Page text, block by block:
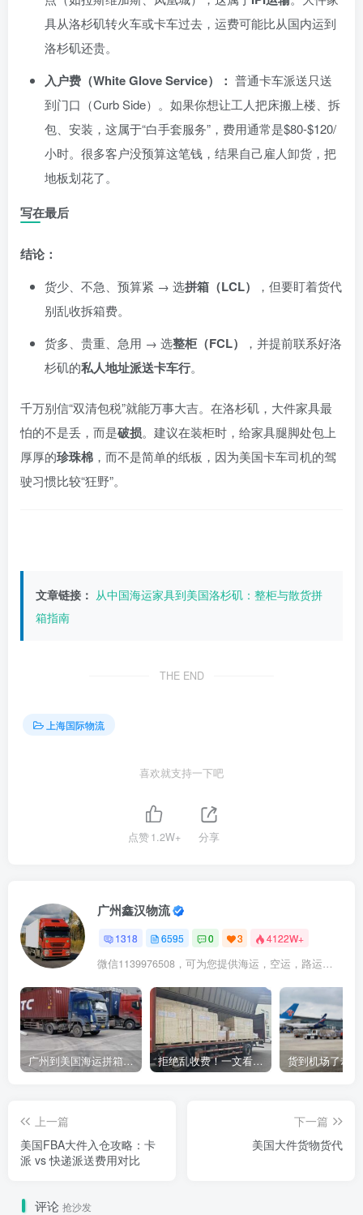
具从洛杉矶转火车或卡车过去，运费可能比从国内运到
洛杉矶还贵。
入户费（White Glove Service）： 普通卡车派送只送
到门口（Curb Side）。如果你想让工人把床搬上楼、拆
包、安装，这属于“白手套服务”，费用通常是$80-$120/
小时。很多客户没预算这笔钱，结果自己雇人卸货，把
地板划花了。
写在最后
结论：
货少、不急、预算紧 → 选拼箱（LCL）
，但要盯着货代
别乱收拆箱费。
货多、贵重、急用 → 选整柜（FCL）
，并提前联系好洛
杉矶的私人地址派送卡车行。
千万别信“双清包税”就能万事大吉。在洛杉矶，大件家具最
怕的不是丢，而是破损。建议在装柜时，给家具腿脚处包上
厚厚的珍珠棉 ，而不是简单的纸板，因为美国卡车司机的驾
驶习惯比较“狂野”。
文章链接： 从中国海运家具到美国洛杉矶：整柜与散货拼
箱指南
THE END
上海国际物流
喜欢就支持一下吧
点赞1.2W+ 分享
广州鑫汉物流
1318 6595 0 3 4122W+
微信1139976508，可为您提供海运，空运，路运，铁路运输
广州到美国海运拼箱多少钱？2024年最新运费构成+隐藏费用避坑指南 拒绝乱收费！一文看懂中国货代计费套路，教你避开所有隐形坑
上一篇
美国FBA大件入仓攻略：卡
派 vs 快递派送费用对比
下一篇
美国大件货物货代
评论 抢沙发